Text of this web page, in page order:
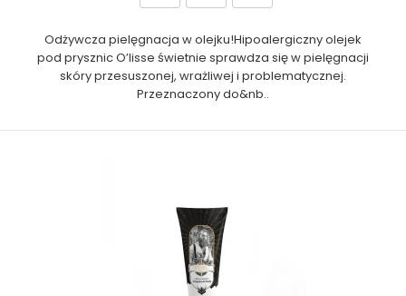
Odżywcza pielęgnacja w olejku!Hipoalergiczny olejek
pod prysznic O’lisse świetnie sprawdza się w pielęgnacji
skóry przesuszonej, wrażliwej i problematycznej.
Przeznaczony do&nb..